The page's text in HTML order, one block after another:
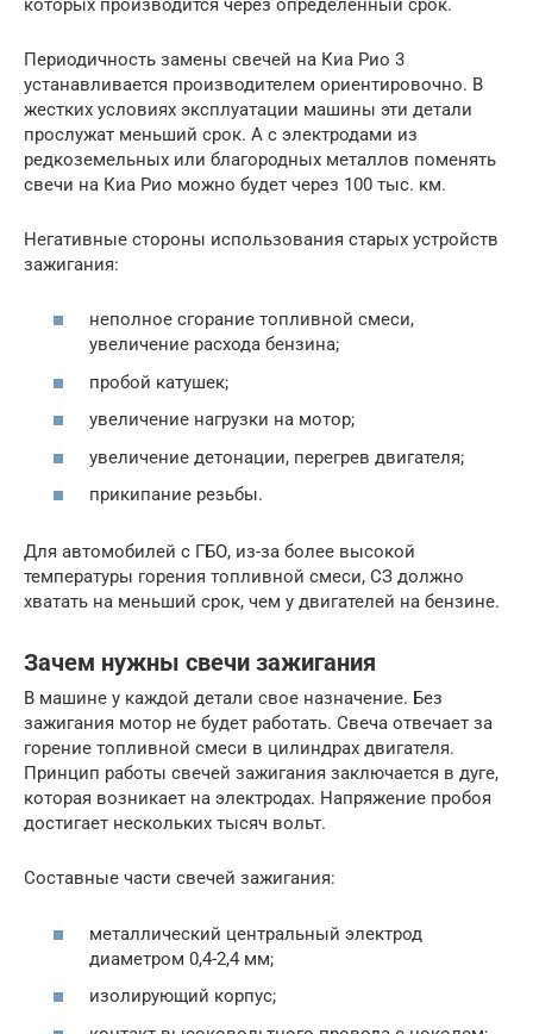
которых производится через определенный срок.
Периодичность замены свечей на Киа Рио 3
устанавливается производителем ориентировочно. В
жестких условиях эксплуатации машины эти детали
прослужат меньший срок. А с электродами из
редкоземельных или благородных металлов поменять
свечи на Киа Рио можно будет через 100 тыс. км.
Негативные стороны использования старых устройств
зажигания:
неполное сгорание топливной смеси,
увеличение расхода бензина;
пробой катушек;
увеличение нагрузки на мотор;
увеличение детонации, перегрев двигателя;
прикипание резьбы.
Для автомобилей с ГБО, из-за более высокой
температуры горения топливной смеси, СЗ должно
хватать на меньший срок, чем у двигателей на бензине.
Зачем нужны свечи зажигания
В машине у каждой детали свое назначение. Без
зажигания мотор не будет работать. Свеча отвечает за
горение топливной смеси в цилиндрах двигателя.
Принцип работы свечей зажигания заключается в дуге,
которая возникает на электродах. Напряжение пробоя
достигает нескольких тысяч вольт.
Составные части свечей зажигания:
металлический центральный электрод
диаметром 0,4-2,4 мм;
изолирующий корпус;